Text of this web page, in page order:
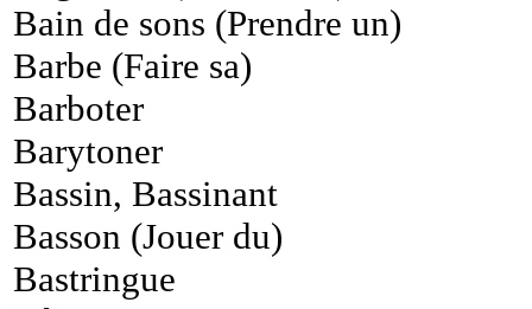
Bain de sons (Prendre un)
Barbe (Faire sa)
Barboter
Barytoner
Bassin, Bassinant
Basson (Jouer du)
Bastringue